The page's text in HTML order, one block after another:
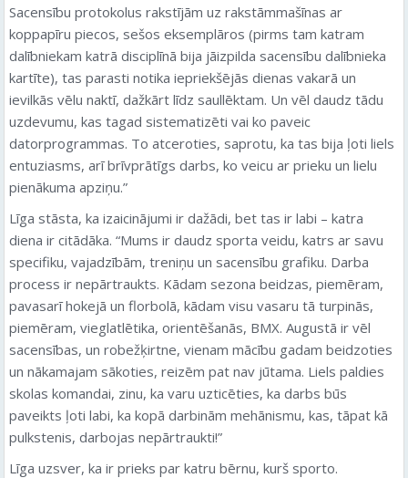
Sacensību protokolus rakstījām uz rakstāmmašīnas ar
koppapīru piecos, sešos eksemplāros (pirms tam katram
dalībniekam katrā disciplīnā bija jāizpilda sacensību dalībnieka
kartīte), tas parasti notika iepriekšējās dienas vakarā un
ievilkās vēlu naktī, dažkārt līdz saullēktam. Un vēl daudz tādu
uzdevumu, kas tagad sistematizēti vai ko paveic
datorprogrammas. To atceroties, saprotu, ka tas bija ļoti liels
entuziasms, arī brīvprātīgs darbs, ko veicu ar prieku un lielu
pienākuma apziņu.”
Līga stāsta, ka izaicinājumi ir dažādi, bet tas ir labi – katra
diena ir citādāka. “Mums ir daudz sporta veidu, katrs ar savu
specifiku, vajadzībām, treniņu un sacensību grafiku. Darba
process ir nepārtraukts. Kādam sezona beidzas, piemēram,
pavasarī hokejā un florbolā, kādam visu vasaru tā turpinās,
piemēram, vieglatlētika, orientēšanās, BMX. Augustā ir vēl
sacensības, un robežķirtne, vienam mācību gadam beidzoties
un nākamajam sākoties, reizēm pat nav jūtama. Liels paldies
skolas komandai, zinu, ka varu uzticēties, ka darbs būs
paveikts ļoti labi, ka kopā darbinām mehānismu, kas, tāpat kā
pulkstenis, darbojas nepārtraukti!”
Līga uzsver, ka ir prieks par katru bērnu, kurš sporto.